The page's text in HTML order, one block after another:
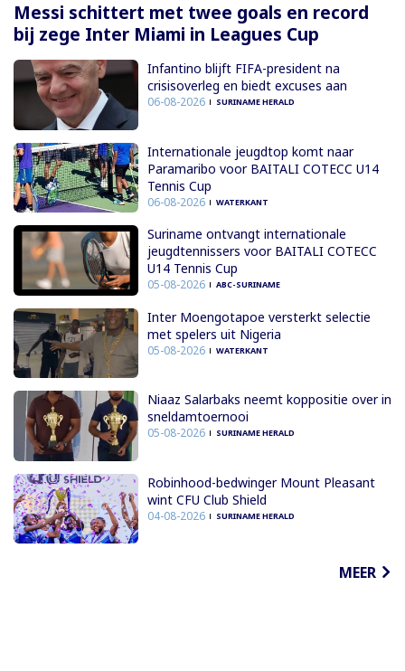
Messi schittert met twee goals en record
bij zege Inter Miami in Leagues Cup
Infantino blijft FIFA-president na
crisisoverleg en biedt excuses aan
06-08-2026 SURINAME HERALD
Internationale jeugdtop komt naar
Paramaribo voor BAITALI COTECC U14
Tennis Cup
06-08-2026 WATERKANT
Suriname ontvangt internationale
jeugdtennissers voor BAITALI COTECC
U14 Tennis Cup
05-08-2026 ABC-SURINAME
Inter Moengotapoe versterkt selectie
met spelers uit Nigeria
05-08-2026 WATERKANT
Niaaz Salarbaks neemt koppositie over in
sneldamtoernooi
05-08-2026 SURINAME HERALD
Robinhood-bedwinger Mount Pleasant
wint CFU Club Shield
04-08-2026 SURINAME HERALD
MEER